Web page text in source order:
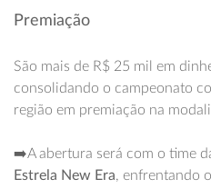
Premiação
São mais de R$ 25 mil em
consolidando o campeonato
região em premiação na
➡️A abertura será com o time
Estrela New Era, enfrentando o